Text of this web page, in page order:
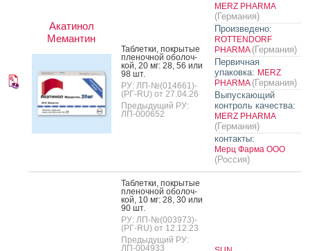
Акатинол
Мемантин
Таб­летки, пок­ры­тые
пле­ноч­ной обо­лоч­
кой, 20 мг: 28, 56 или
98 шт.
РУ: ЛП-№(014661)-
(РГ-RU) от 27.04.26
Предыдущий РУ:
ЛП-000652
MERZ PHARMA
(Германия)
Произведено:
ROTTENDORF
PHARMA (Германия)
Первичная
упаковка: MERZ
PHARMA (Германия)
Выпускающий
контроль качества:
MERZ PHARMA
(Германия)
контакты:
Мерц Фарма ООО
(Россия)
Таб­летки, пок­ры­тые
пле­ноч­ной обо­лоч­
кой, 10 мг: 28, 30 или
90 шт.
РУ: ЛП-№(003973)-
(РГ-RU) от 12.12.23
Предыдущий РУ:
ЛП-004933